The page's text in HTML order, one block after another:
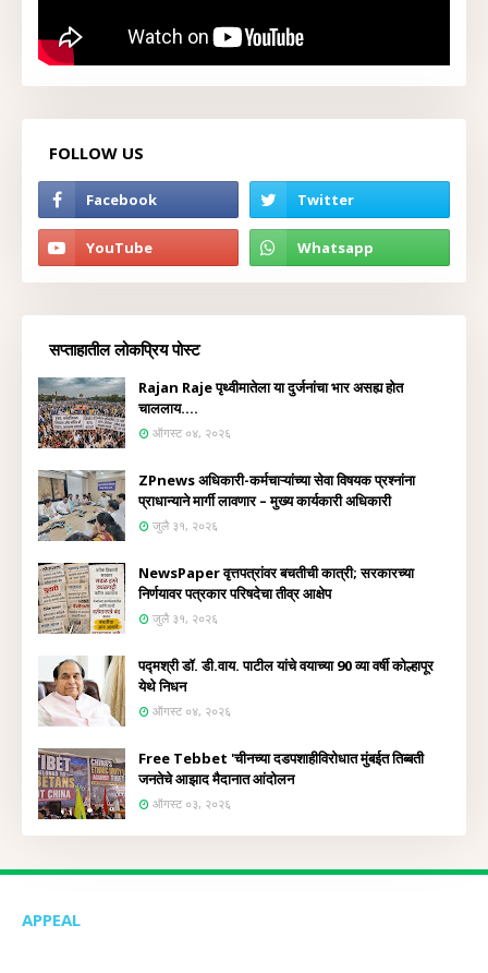
FOLLOW US
सप्ताहातील लोकप्रिय पोस्ट
Rajan Raje पृथ्वीमातेला या दुर्जनांचा भार असह्य होत
चाललाय....
ऑगस्ट ०४, २०२६
ZPnews अधिकारी-कर्मचाऱ्यांच्या सेवा विषयक प्रश्नांना
प्राधान्याने मार्गी लावणार – मुख्य कार्यकारी अधिकारी
जुलै ३१, २०२६
NewsPaper वृत्तपत्रांवर बचतीची कात्री; सरकारच्या
निर्णयावर पत्रकार परिषदेचा तीव्र आक्षेप
जुलै ३१, २०२६
पद्मश्री डॉ. डी.वाय. पाटील यांचे वयाच्या 90 व्या वर्षी कोल्हापूर
येथे निधन
ऑगस्ट ०४, २०२६
Free Tebbet 'चीनच्या दडपशाहीविरोधात मुंबईत तिब्बती
जनतेचे आझाद मैदानात आंदोलन
ऑगस्ट ०३, २०२६
APPEAL